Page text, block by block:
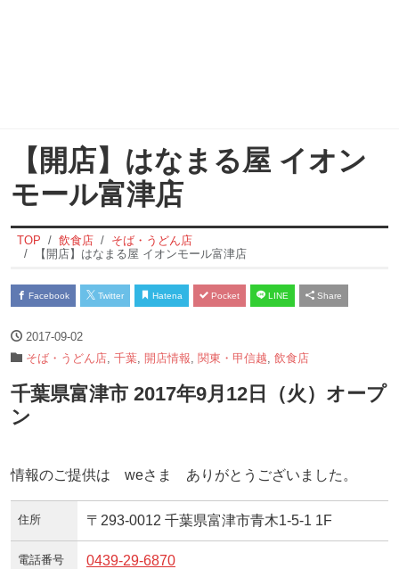
【開店】はなまる屋 イオン
モール富津店
TOP 飲食店
そば・うどん店
【開店】はなまる屋 イオンモール富津店
Facebook Twitter Hatena Pocket LINE Share
2017-09-02
そば・うどん店 千葉 開店情報 関東・甲信越 飲食店
千葉県富津市 2017年9月12日（火）オープ
ン
情報のご提供は weさま ありがとうございました。
住所 〒293-0012 千葉県富津市青木1-5-1 1F
電話番号 0439-29-6870